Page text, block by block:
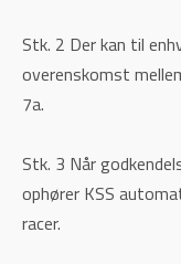
Stk. 2 Der kan til
overenskomst
7a.
Stk. 3 Når
ophører KSS
racer.